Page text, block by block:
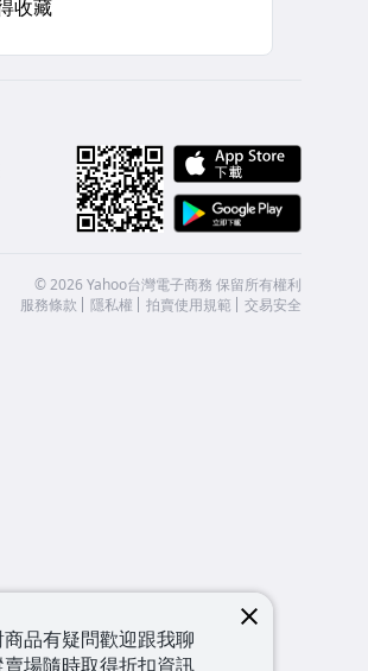
©2026 Yahoo台灣電子商務 保留所有權利
服務條款
隱私權 拍賣使用規範 交易安全